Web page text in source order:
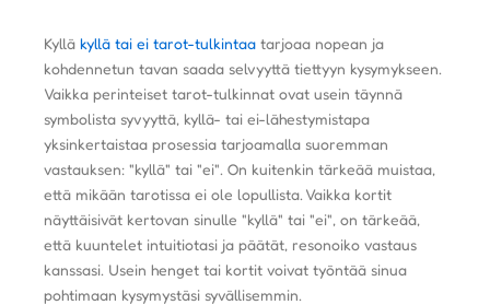
Kyllä kyllä ​​tai ei tarot-tulkintaa tarjoaa nopean ja
kohdennetun tavan saada selvyyttä tiettyyn kysymykseen.
Vaikka perinteiset tarot-tulkinnat ovat usein täynnä
symbolista syvyyttä, kyllä- tai ei-lähestymistapa
yksinkertaistaa prosessia tarjoamalla suoremman
vastauksen: "kyllä" tai "ei". On kuitenkin tärkeää muistaa,
että mikään tarotissa ei ole lopullista. Vaikka kortit
näyttäisivät kertovan sinulle "kyllä" tai "ei", on tärkeää,
että kuuntelet intuitiotasi ja päätät, resonoiko vastaus
kanssasi. Usein henget tai kortit voivat työntää sinua
pohtimaan kysymystäsi syvällisemmin.